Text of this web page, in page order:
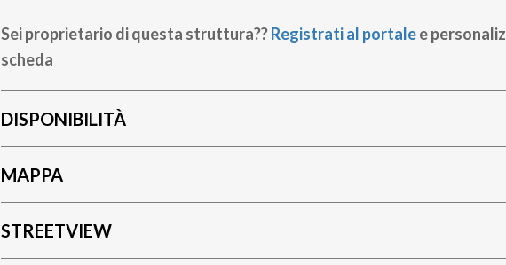
Sei proprietario di questa struttura??Registrati al portalee
scheda
DISPONIBILITÀ
MAPPA
STREETVIEW